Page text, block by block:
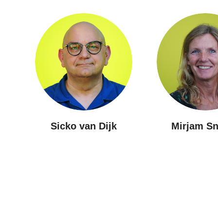
Mirjam Snijder Simone